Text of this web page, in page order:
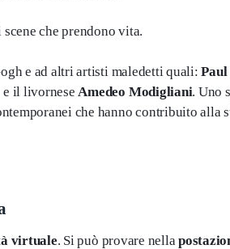
che prendono vita.
e ad altri artisti maledetti quali:Paul
e il livorneseAmedeo Modigliani. Uno
che hanno contribuito alla
virtuale. Si può provare nella